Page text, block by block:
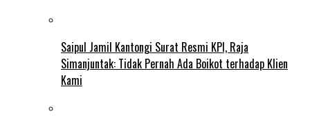
Saipul Jamil Kantongi Surat Resmi KPI, Raja
Simanjuntak: Tidak Pernah Ada Boikot terhadap Klien
Kami